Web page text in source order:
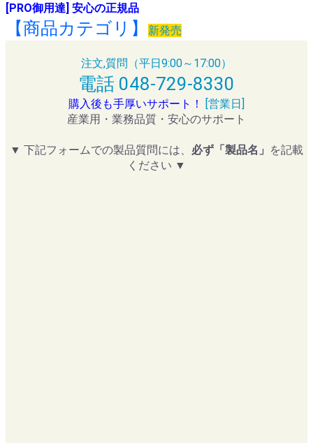
[PRO御用達] 安心の正規品
【商品カテゴリ】 新発売
注文,質問（平日9:00～17:00）
電話 048-729-8330
購入後も手厚いサポート！
[営業日]
産業用・業務品質・安心のサポート
▼ 下記フォームでの製品質問には、 必ず「製品名」 を記載
ください ▼